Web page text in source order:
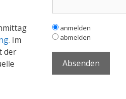
. Im
der
anmelden
abmelden